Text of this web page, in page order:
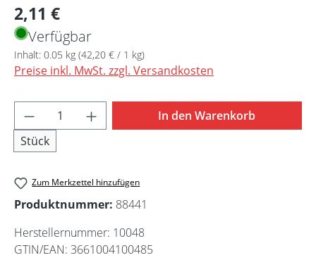
Regulärer Preis:
2,11 €
Verfügbar
Inhalt: 0.05 kg (42,20 € / 1 kg)
Preise inkl. MwSt. zzgl. Versandkosten
Produkt Anzahl: Gib den gewünschten
Stück
In den Warenkorb
Zum Merkzettel hinzufügen
Produktnummer: 88441
Herstellernummer: 10048
GTIN/EAN: 3661004100485